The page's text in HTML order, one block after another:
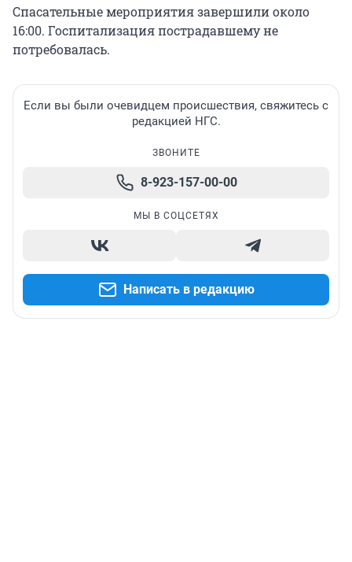
Спасательные мероприятия завершили около
16:00. Госпитализация пострадавшему не
потребовалась.
Если вы были очевидцем происшествия, свяжитесь с
редакцией НГС.
ЗВОНИТЕ
8-923-157-00-00
МЫ В СОЦСЕТЯХ
Написать в редакцию